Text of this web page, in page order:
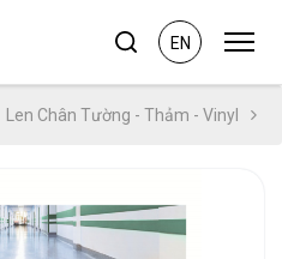
EN
Len Chân Tường - Thảm - Vinyl